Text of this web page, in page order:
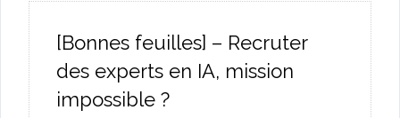
[Bonnes feuilles] – Recruter
des experts en IA, mission
impossible ?